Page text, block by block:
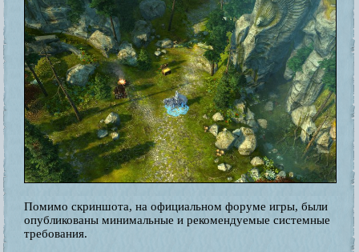
Помимо скриншота, на официальном форуме игры, были
опубликованы минимальные и рекомендуемые системные
требования.